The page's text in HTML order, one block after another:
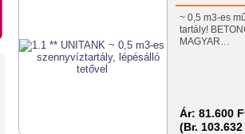
~ 0,5 m3-es
tartály!
MAGYAR…
Ár: 81.600
(Br.